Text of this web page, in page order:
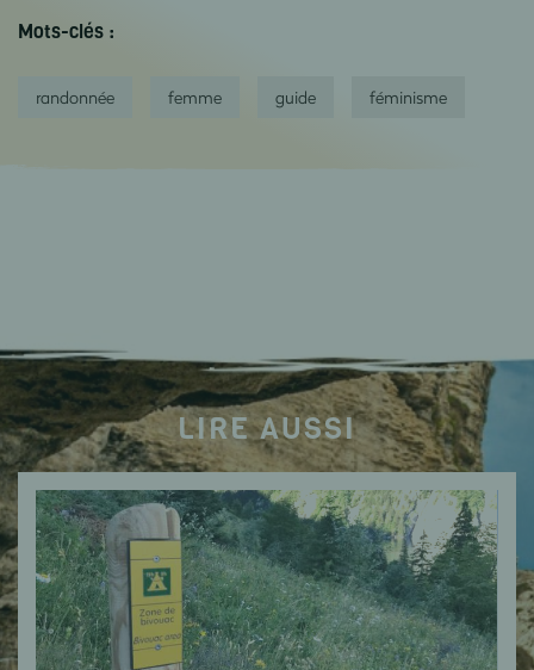
Mots-clés :
randonnée femme guide féminisme
LIRE AUSSI